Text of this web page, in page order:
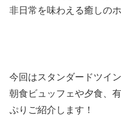
非日常を味わえる癒しの
今回はスタンダードツイ
朝食ビュッフェや夕食、
ぷりご紹介します！